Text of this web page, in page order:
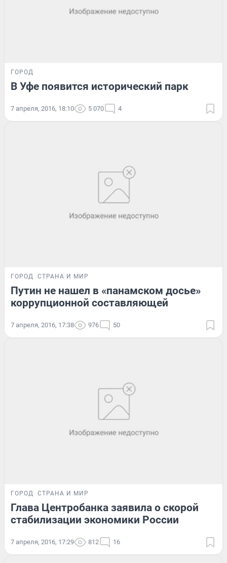
ГОРОД
В Уфе появится исторический парк
7 апреля, 2016, 18:10 5 070 4
ГОРОД СТРАНА И МИР
Путин не нашел в «панамском досье»
коррупционной составляющей
7 апреля, 2016, 17:38 976 50
ГОРОД СТРАНА И МИР
Глава Центробанка заявила о скорой
стабилизации экономики России
7 апреля, 2016, 17:29 812 16